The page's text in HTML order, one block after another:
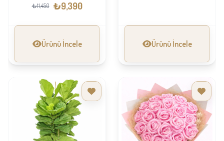
₺11,450 ₺9,390
Ürünü İncele Ürünü İncele